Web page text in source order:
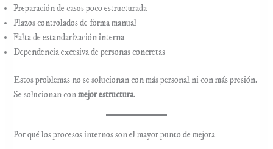
Preparación de casos poco estructurada
Plazos controlados de forma manual
Falta de estandarización interna
Dependencia excesiva de personas concretas
Estos problemas no se solucionan con más personal ni con más presión.
Se solucionan conmejor estructura.
Por qué los procesos internos son el mayor punto de mejora